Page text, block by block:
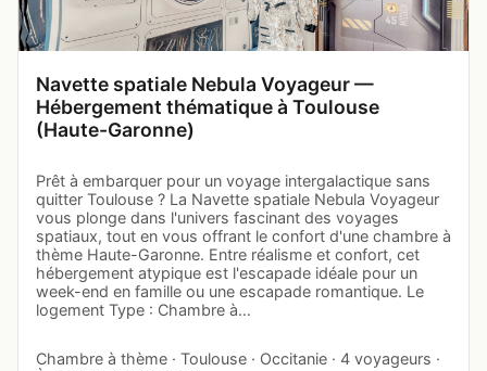
Navette spatiale Nebula Voyageur —
Hébergement thématique à Toulouse
(Haute-Garonne)
Prêt à embarquer pour un voyage intergalactique sans
quitter Toulouse ? La Navette spatiale Nebula Voyageur
vous plonge dans l'univers fascinant des voyages
spatiaux, tout en vous offrant le confort d'une chambre à
thème Haute-Garonne. Entre réalisme et confort, cet
hébergement atypique est l'escapade idéale pour un
week-end en famille ou une escapade romantique. Le
logement Type : Chambre à…
Chambre à thème · Toulouse · Occitanie · 4 voyageurs ·